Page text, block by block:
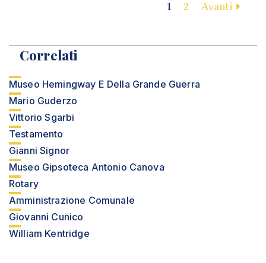
1 2 Avanti
Correlati
Museo Hemingway E Della Grande Guerra
Mario Guderzo
Vittorio Sgarbi
Testamento
Gianni Signor
Museo Gipsoteca Antonio Canova
Rotary
Amministrazione Comunale
Giovanni Cunico
William Kentridge